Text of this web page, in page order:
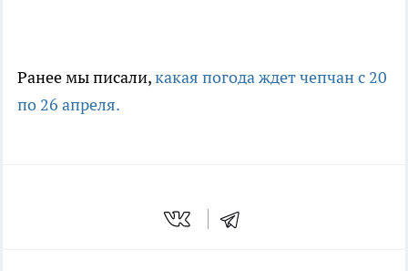
Ранее мы писали,какая погода ждет чепчан с 20
по 26 апреля.